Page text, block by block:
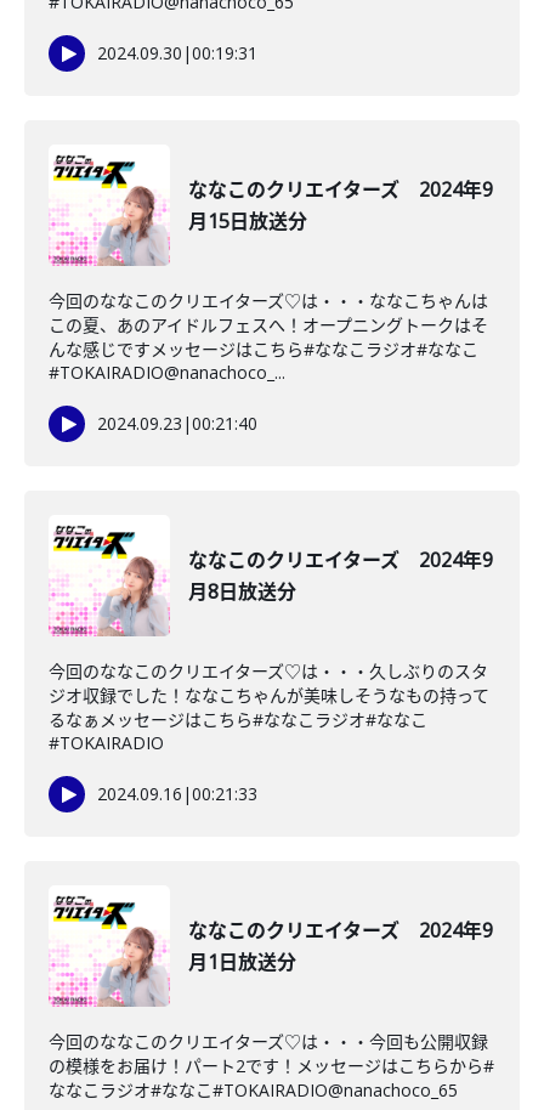
2024.09.30 |00:19:31
ななこのクリエイターズ 2024年9
月15日放送分
今回のななこのクリエイターズ♡は・・・ななこちゃんは
この夏、あのアイドルフェスへ！オープニングトークはそ
んな感じですメッセージはこちら#ななこラジオ#ななこ
#TOKAIRADIO@nanachoco_...
2024.09.23 |00:21:40
ななこのクリエイターズ 2024年9
月8日放送分
今回のななこのクリエイターズ♡は・・・久しぶりのスタ
ジオ収録でした！ななこちゃんが美味しそうなもの持って
るなぁメッセージはこちら#ななこラジオ#ななこ
#TOKAIRADIO
2024.09.16 |00:21:33
ななこのクリエイターズ 2024年9
月1日放送分
今回のななこのクリエイターズ♡は・・・今回も公開収録
の模様をお届け！パート2です！メッセージはこちらから#
ななこラジオ#ななこ#TOKAIRADIO@nanachoco_65